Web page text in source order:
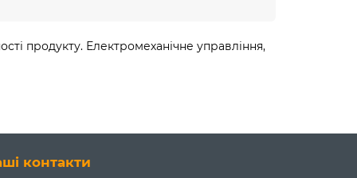
продукту. Електромеханічне управління,
контакти